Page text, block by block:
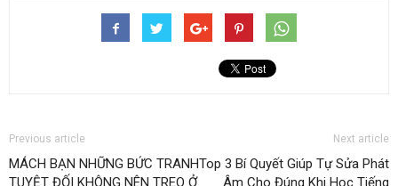
Previous article
MÁCH BẠN NHỮNG BỨC TRANH
TUYỆT ĐỐI KHÔNG NÊN TREO Ở
Next article
Top 3 Bí Quyết Giúp Tự Sửa Phát
Âm Cho Đúng Khi Học Tiếng